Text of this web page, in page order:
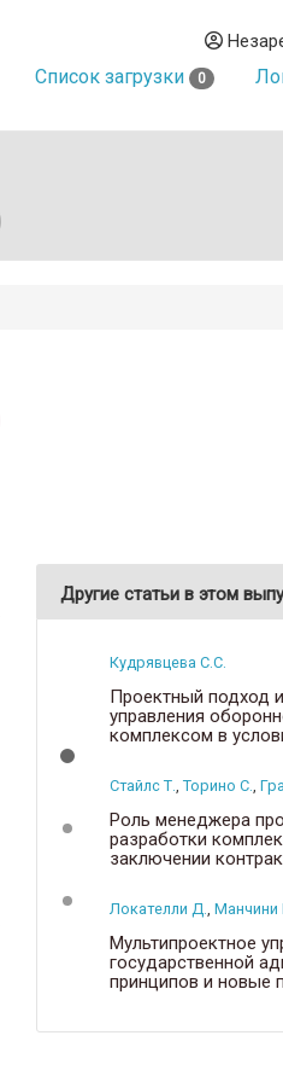
Список загрузки 0
Другие статьи в этом
Кудрявцева С.С.
Проектный подход
управления
комплексом в
Стайлс Т., Торино С.,
Роль менеджера
разработки
заключении
Локателли Д., Манчини
Мультипроектное
государственной
принципов и новые